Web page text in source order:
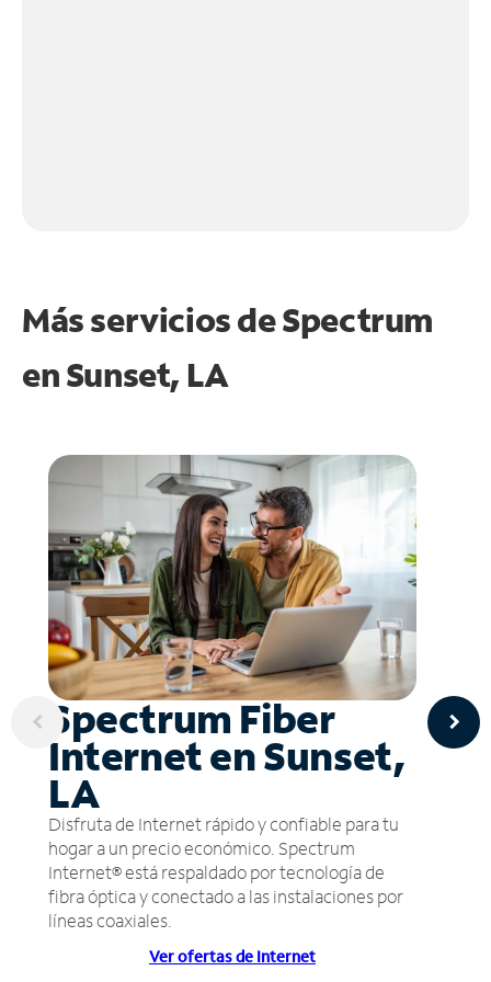
Más servicios de Spectrum
enSunset, LA
Spectrum Fiber
Internet en Sunset,
LA
Disfruta de Internet rápido y confiable para tu
hogar a un precio económico. Spectrum
Internet® está respaldado por tecnología de
fibra óptica y conectado a las instalaciones por
líneas coaxiales.
Ver ofertas de Internet